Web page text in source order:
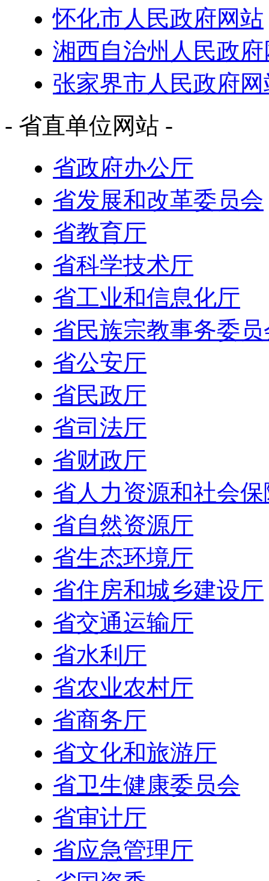
怀化市人民政府网站
湘西自治州人民政
张家界市人民政府网
- 省直单位网站 -
省政府办公厅
省发展和改革委员会
省教育厅
省科学技术厅
省工业和信息化厅
省民族宗教事务委员
省公安厅
省民政厅
省司法厅
省财政厅
省人力资源和社会
省自然资源厅
省生态环境厅
省住房和城乡建设厅
省交通运输厅
省水利厅
省农业农村厅
省商务厅
省文化和旅游厅
省卫生健康委员会
省审计厅
省应急管理厅